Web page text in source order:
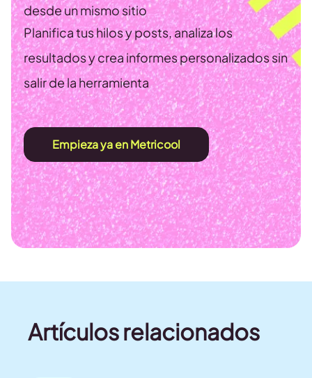
desde un mismo sitio
Planifica tus hilos y posts, analiza los
resultados y crea informes personalizados sin
salir de la herramienta
Empieza ya en Metricool
Artículos relacionados